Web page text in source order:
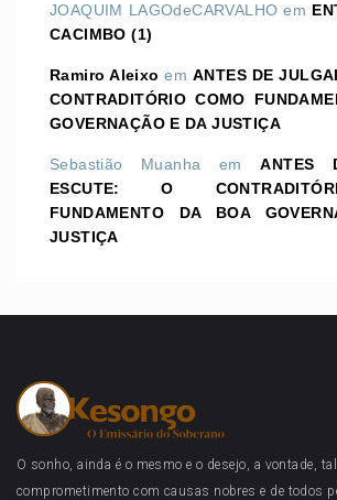
JOAQUIM LAGOdeCARVALHO em
CACIMBO (1)
Ramiro Aleixo emANTES DE
CONTRADITÓRIO COMO
GOVERNAÇÃO E DA JUSTIÇA
Sebastião Muanha emANTES
ESCUTE: O
FUNDAMENTO DA BOA
JUSTIÇA
O sonho, ainda é o mesmo e o desejo, a vontade,
comprometimento com causas nobres e de todos